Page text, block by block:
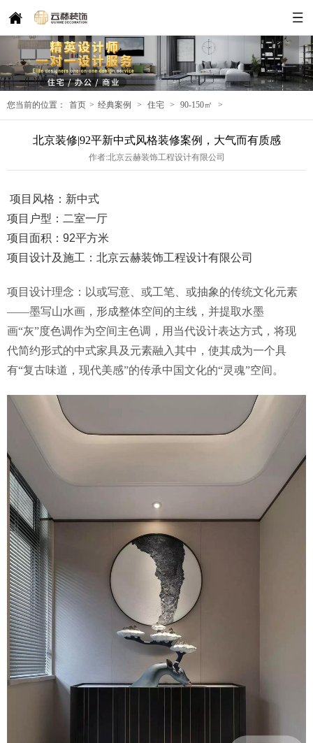
您当前的位置： 首页 > 经典案例 > 住宅 > 90-150㎡ >
北京装修|92平新中式风格装修案例，大气而有质感
作者:北京云赫装饰工程设计有限公司
项目风格：新中式
项目户型：二室一厅
项目面积：92平方米
项目设计及施工：北京云赫装饰工程设计有限公司
项目设计理念：以或写意、或工笔、或抽象的传统文化元素
——墨写山水画，形成整体空间的主线，并提取水墨
画“灰”度色调作为空间主色调，用当代设计表达方式，将现
代简约形式的中式家具及元素融入其中，使其成为一个具
有“复古味道，现代美感”的传承中国文化的“灵魂”空间。